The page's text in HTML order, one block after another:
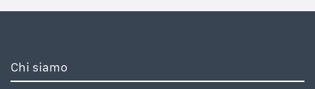
Chi siamo